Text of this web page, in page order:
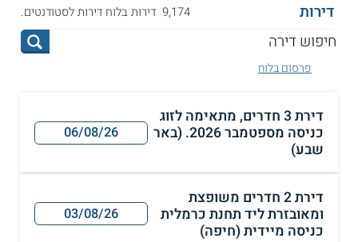
דירות 9,174 דירות בלוח דירות לסטודנטים.
פרסום בלוח
דירת 3 חדרים, מתאימה לזוג
כניסה מספטמבר 2026. (באר
שבע)
06/08/26
דירת 2 חדרים משופצת
ומאובזרת ליד תחנת כרמלית
כניסה מיידית (חיפה)
03/08/26